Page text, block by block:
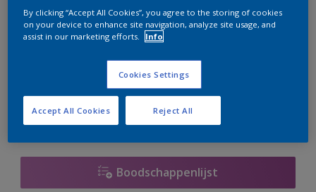
er hard aan om de voorraad aan te vullen.
Boodschappenlijst
By clicking “Accept All Cookies”, you agree to the storing of cookies
on your device to enhance site navigation, analyze site usage, and
assist in our marketing efforts.
Info
Cookies Settings
Reject All
Accept All Cookies